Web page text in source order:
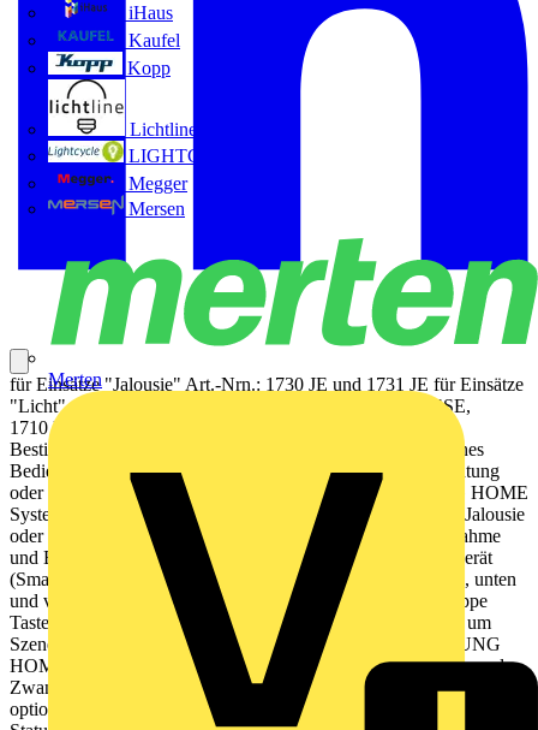
iHaus
Kaufel
Kopp
Lichtline
LIGHTCYCLE
Megger
Mersen
Merten
für Einsätze "Jalousie" Art.-Nrn.: 1730 JE und 1731 JE für Einsätze
"Licht" Art.-Nrn.: 1701 SE, 1701 PSE, 1702 SE, 1704 ESE,
1710 DE, 1711 DE, 1712 DE, 1713 DSTE, 1723 NE
Bestimmungsgemäßer Gebrauch Manuelles und automatisches
Bedienen von z. B. Jalousien, Rollladen, Markisen, Beleuchtung
oder Lüftern Drahtlose Verknüpfung mit Geräten des JUNG HOME
Systems Betrieb mit Systemeinsatz zum Schalten, Dimmen, Jalousie
oder Nebenstelle 3-Draht Produkteigenschaften Inbetriebnahme
und Bedienung über JUNG HOME App mit mobilem Endgerät
(Smartphone oder Tablet) über Bluetooth® Bedienung oben, unten
und vollflächig mit bis zu 2 verknüpften Funktionen pro Wippe
Tasten nutzen zur Steuerung von Bereichen (Gruppen) oder um
Szenen aufzurufen Tasten nutzen, um drahtlos verknüpfte JUNG
HOME Geräte zu bedienen Tasten nutzen, um Sperrfunktion und
Zwangsführung auszulösen Mehrfarbige Statusanzeige mit
optionalem Nachtmodus Rückmeldung des Lastzustands über